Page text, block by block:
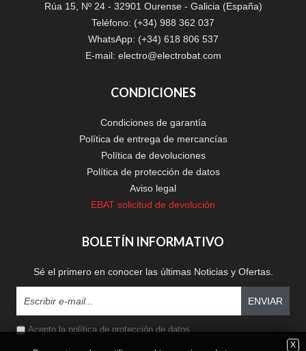
Rúa 15, Nº 24 - 32901 Ourense - Galicia (España)
Teléfono: (+34) 988 362 037
WhatsApp: (+34) 618 806 537
E-mail: electro@electrobat.com
CONDICIONES
Condiciones de garantía
Política de entrega de mercancías
Política de devoluciones
Política de protección de datos
Aviso legal
EBAT solicitud de devolución
BOLETÍN INFORMATIVO
Sé el primero en conocer las últimas Noticias y Ofertas.
ENVIAR
Acepto lapolítica de protección de datos
X